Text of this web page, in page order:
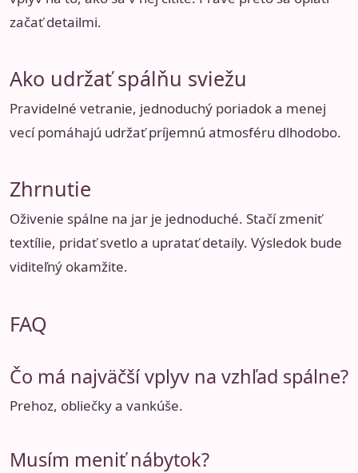
začať detailmi.
Ako udržať spálňu sviežu
Pravidelné vetranie, jednoduchý poriadok a menej
vecí pomáhajú udržať príjemnú atmosféru dlhodobo.
Zhrnutie
Oživenie spálne na jar je jednoduché. Stačí zmeniť
textílie, pridať svetlo a upratať detaily. Výsledok bude
viditeľný okamžite.
FAQ
Čo má najväčší vplyv na vzhľad spálne?
Prehoz, obliečky a vankúše.
Musím meniť nábytok?